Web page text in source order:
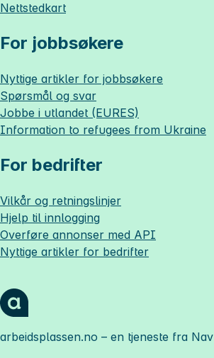
Nettstedkart
For jobbsøkere
Nyttige artikler for jobbsøkere
Spørsmål og svar
Jobbe i utlandet (EURES)
Information to refugees from Ukraine
For bedrifter
Vilkår og retningslinjer
Hjelp til innlogging
Overføre annonser med API
Nyttige artikler for bedrifter
arbeidsplassen.no – en tjeneste fra Nav